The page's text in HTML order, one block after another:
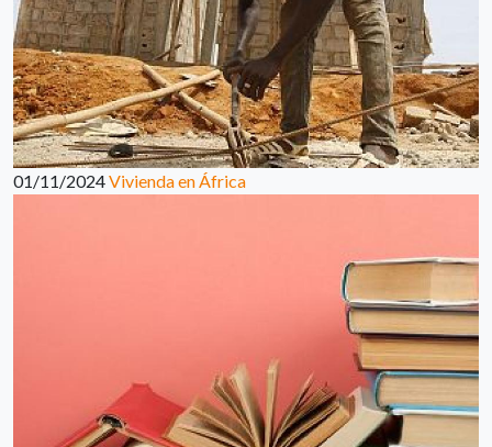
01/11/2024Vivienda en África